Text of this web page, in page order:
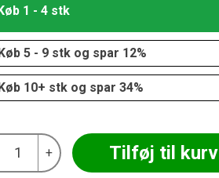
1 - 4 stk
5 - 9 stk og spar 12%
10+ stk og spar 34%
+ Tilføj til kurv